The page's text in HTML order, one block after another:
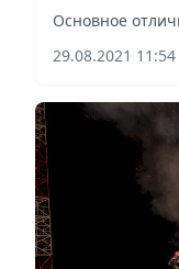
Основное
29.08.2021 11:54